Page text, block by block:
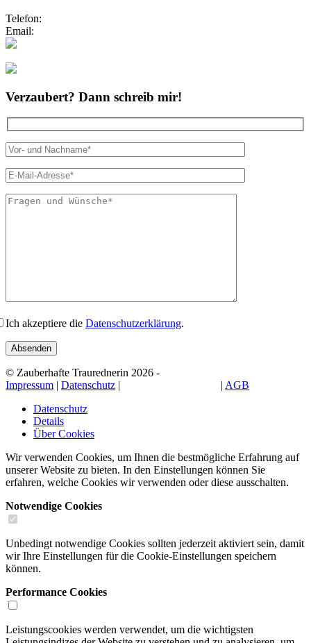
Telefon:
Email:
Verzaubert? Dann schreib mir!
Ich akzeptiere die Datenschutzerklärung.
© Zauberhafte Traurednerin 2026 -
Impressum | Datenschutz | | AGB
Datenschutz
Details
Über Cookies
Wir verwenden Cookies, um Ihnen die bestmögliche Erfahrung auf
unserer Website zu bieten. In den Einstellungen können Sie
erfahren, welche Cookies wir verwenden oder diese ausschalten.
Notwendige Cookies
Unbedingt notwendige Cookies sollten jederzeit aktiviert sein, damit
wir Ihre Einstellungen für die Cookie-Einstellungen speichern
können.
Performance Cookies
Leistungscookies werden verwendet, um die wichtigsten